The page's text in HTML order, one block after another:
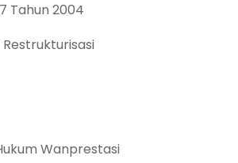
Tahun 2004
Wanprestasi